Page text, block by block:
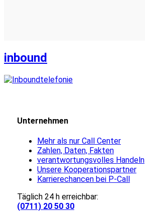
inbound
Unternehmen
Mehr als nur Call Center
Zahlen, Daten, Fakten
verantwortungsvolles Handeln
Unsere Kooperationspartner
Karrierechancen bei P-Call
Täglich 24 h erreichbar:
(0711) 20 50 30